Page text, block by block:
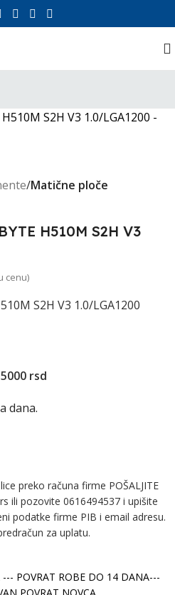
Matične ploče
H510M S2H V3
cenu)
S2H V3 1.0/LGA1200
rsd
dana.
preko računa firme POŠALJITE
ili pozovite 0616494537 i upišite
podatke firme PIB i email adresu.
za uplatu.
POVRAT ROBE DO 14 DANA---